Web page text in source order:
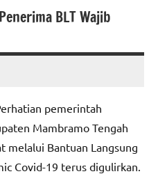
BLT Wajib
pemerintah
Mambramo Tengah
melalui Bantuan Langsung
Covid-19 terus digulirkan.